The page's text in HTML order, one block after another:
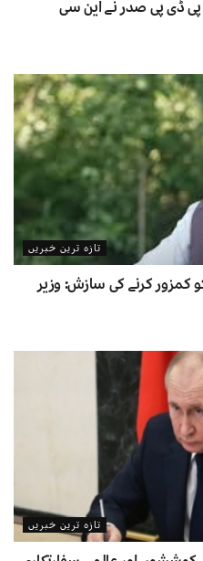
ڈی پی صدر نے این سی
تازہ ترین خبریں
کمزور کرنے کی سازش: وزیر
تازہ ترین خبریں